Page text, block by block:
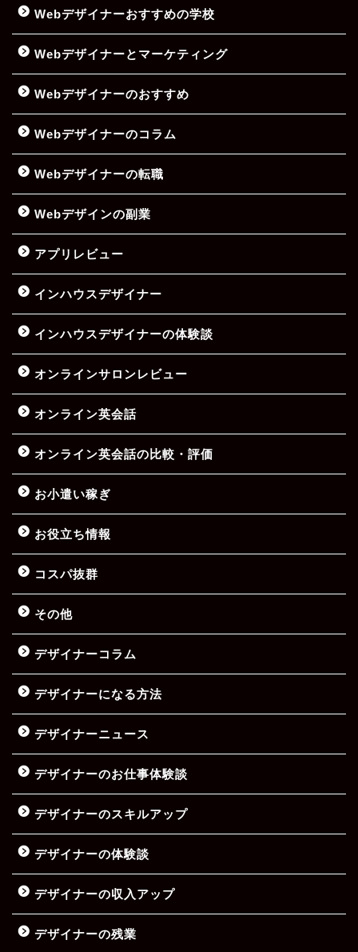
Webデザイナーおすすめの学校
Webデザイナーとマーケティング
Webデザイナーのおすすめ
Webデザイナーのコラム
Webデザイナーの転職
Webデザインの副業
アプリレビュー
インハウスデザイナー
インハウスデザイナーの体験談
オンラインサロンレビュー
オンライン英会話
オンライン英会話の比較・評価
お小遣い稼ぎ
お役立ち情報
コスパ抜群
その他
デザイナーコラム
デザイナーになる方法
デザイナーニュース
デザイナーのお仕事体験談
デザイナーのスキルアップ
デザイナーの体験談
デザイナーの収入アップ
デザイナーの残業